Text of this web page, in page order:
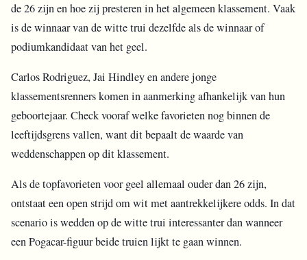
de 26 zijn en hoe zij presteren in het algemeen klassement. Vaak
is de winnaar van de witte trui dezelfde als de winnaar of
podiumkandidaat van het geel.
Carlos Rodriguez, Jai Hindley en andere jonge
klassementsrenners komen in aanmerking afhankelijk van hun
geboortejaar. Check vooraf welke favorieten nog binnen de
leeftijdsgrens vallen, want dit bepaalt de waarde van
weddenschappen op dit klassement.
Als de topfavorieten voor geel allemaal ouder dan 26 zijn,
ontstaat een open strijd om wit met aantrekkelijkere odds. In dat
scenario is wedden op de witte trui interessanter dan wanneer
een Pogacar-figuur beide truien lijkt te gaan winnen.